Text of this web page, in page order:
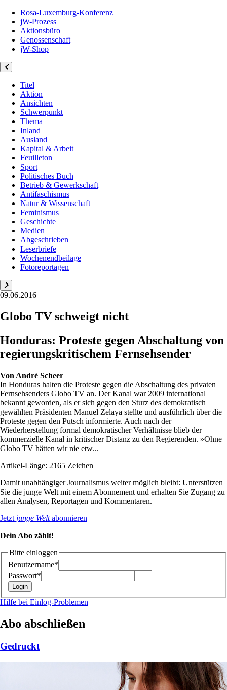
Rosa-Luxemburg-Konferenz
jW-Prozess
Aktionsbüro
Genossenschaft
jW-Shop
Titel
Aktion
Ansichten
Schwerpunkt
Thema
Inland
Ausland
Kapital & Arbeit
Feuilleton
Sport
Politisches Buch
Betrieb & Gewerkschaft
Antifaschismus
Natur & Wissenschaft
Feminismus
Geschichte
Medien
Abgeschrieben
Leserbriefe
Wochenendbeilage
Fotoreportagen
09.06.2016
Globo TV schweigt nicht
Honduras: Proteste gegen Abschaltung von
regierungskritischem Fernsehsender
Von André Scheer
In Honduras halten die Proteste gegen die Abschaltung des privaten
Fernsehsenders Globo TV an. Der Kanal war 2009 international
bekannt geworden, als er sich gegen den Sturz des demokratisch
gewählten Präsidenten Manuel Zelaya stellte und ausführlich über die
Proteste gegen den Putsch informierte. Auch nach der
Wiederherstellung formal demokratischer Verhältnisse blieb der
kommerzielle Kanal in kritischer Distanz zu den Regierenden. »Ohne
Globo TV hätten wir nie etw...
Artikel-Länge: 2165 Zeichen
Damit unabhängiger Journalismus weiter möglich bleibt: Unterstützen
Sie die junge Welt mit einem Abonnement und erhalten Sie Zugang zu
allen Analysen, Reportagen und Kommentaren.
Jetzt junge Weltabonnieren
Dein Abo zählt!
Bitte einloggen
Benutzername*
Passwort*
Hilfe bei Einlog-Problemen
Abo abschließen
Gedruckt